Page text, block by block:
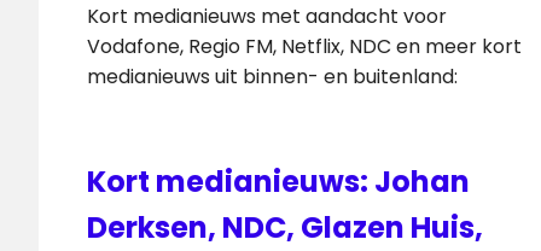
Kort medianieuws met aandacht voor
Vodafone, Regio FM, Netflix, NDC en meer kort
medianieuws uit binnen- en buitenland:
Kort medianieuws: Johan
Derksen, NDC, Glazen Huis,